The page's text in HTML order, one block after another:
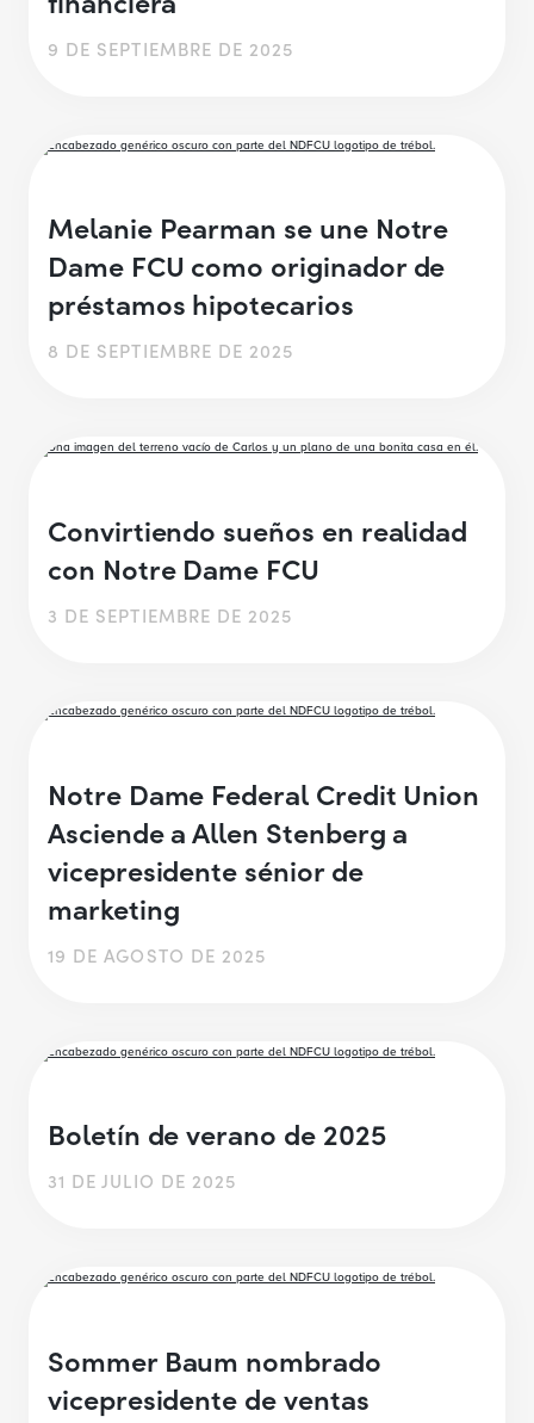
9 DE SEPTIEMBRE DE 2025
Melanie Pearman se une Notre
Dame FCU como originador de
préstamos hipotecarios
8 DE SEPTIEMBRE DE 2025
Convirtiendo sueños en realidad
con Notre Dame FCU
3 DE SEPTIEMBRE DE 2025
Notre Dame Federal Credit Union
Asciende a Allen Stenberg a
vicepresidente sénior de
marketing
19 DE AGOSTO DE 2025
Boletín de verano de 2025
31 DE JULIO DE 2025
Sommer Baum nombrado
vicepresidente de ventas